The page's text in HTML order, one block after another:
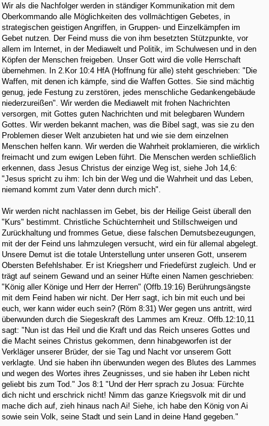
Wir als die Nachfolger werden in ständiger Kommunikation mit dem
Oberkommando alle Möglichkeiten des vollmächtigen Gebetes, in
strategischen geistigen Angriffen, in Gruppen- und Einzelkämpfen im
Gebet nutzen. Der Feind muss die von ihm besetzten Stützpunkte, vor
allem im Internet, in der Mediawelt und Politik, im Schulwesen und in den
Köpfen der Menschen freigeben. Unser Gott wird die volle Herrschaft
übernehmen. In 2.Kor 10:4 HfA (Hoffnung für alle) steht geschrieben: "Die
Waffen, mit denen ich kämpfe, sind die Waffen Gottes. Sie sind mächtig
genug, jede Festung zu zerstören, jedes menschliche Gedankengebäude
niederzureißen". Wir werden die Mediawelt mit frohen Nachrichten
versorgen, mit Gottes guten Nachrichten und mit belegbaren Wundern
Gottes. Wir werden bekannt machen, was die Bibel sagt, was sie zu den
Problemen dieser Welt anzubieten hat und wie sie dem einzelnen
Menschen helfen kann. Wir werden die Wahrheit proklamieren, die wirklich
freimacht und zum ewigen Leben führt. Die Menschen werden schließlich
erkennen, dass Jesus Christus der einzige Weg ist, siehe Joh 14,6:
"Jesus spricht zu ihm: Ich bin der Weg und die Wahrheit und das Leben,
niemand kommt zum Vater denn durch mich".
Wir werden nicht nachlassen im Gebet, bis der Heilige Geist überall den
"Kurs" bestimmt. Christliche Schüchternheit und Stillschweigen und
Zurückhaltung und frommes Getue, diese falschen Demutsbezeugungen,
mit der der Feind uns lahmzulegen versucht, wird ein für allemal abgelegt.
Unsere Demut ist die totale Unterstellung unter unseren Gott, unserem
Obersten Befehlshaber. Er ist Kriegsherr und Friedefürst zugleich. Und er
trägt auf seinem Gewand und an seiner Hüfte einen Namen geschrieben:
"König aller Könige und Herr der Herren" (Offb.19:16) Berührungsängste
mit dem Feind haben wir nicht. Der Herr sagt, ich bin mit euch und bei
euch, wer kann wider euch sein? (Röm 8:31) Wer gegen uns antritt, wird
überwunden durch die Siegeskraft des Lammes am Kreuz. Offb.12:10,11
sagt: "Nun ist das Heil und die Kraft und das Reich unseres Gottes und
die Macht seines Christus gekommen, denn hinabgeworfen ist der
Verkläger unserer Brüder, der sie Tag und Nacht vor unserem Gott
verklagte. Und sie haben ihn überwunden wegen des Blutes des Lammes
und wegen des Wortes ihres Zeugnisses, und sie haben ihr Leben nicht
geliebt bis zum Tod." Jos 8:1 "Und der Herr sprach zu Josua: Fürchte
dich nicht und erschrick nicht! Nimm das ganze Kriegsvolk mit dir und
mache dich auf, zieh hinaus nach Ai! Siehe, ich habe den König von Ai
sowie sein Volk, seine Stadt und sein Land in deine Hand gegeben."